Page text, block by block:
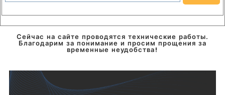
Сейчас на сайте проводятся технические работы.
Благодарим за понимание и просим прощения за
временные неудобства!